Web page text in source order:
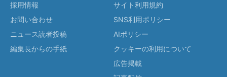
採用情報
お問い合わせ
ニュース読者投稿
編集長からの手紙
サイト利用規約
SNS利用ポリシー
AIポリシー
クッキーの利用について
広告掲載